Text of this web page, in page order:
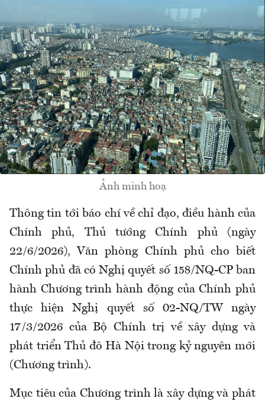
Ảnh minh hoạ
Thông tin tới báo chí vềchỉ đạo, điều hành của
Chính phủ, Thủ tướng Chính phủ (ngày
22/6/2026), Văn phòng Chính phủ cho biết
Chính phủ đã có Nghị quyết số 158/NQ-CP ban
hành Chương trình hành động của Chính phủ
thực hiện Nghị quyết số 02-NQ/TW ngày
17/3/2026 của Bộ Chính trị về xây dựng và
phát triển Thủ đô Hà Nội trong kỷ nguyên mới
(Chương trình).
Mục tiêu của Chương trình là xây dựng và phát